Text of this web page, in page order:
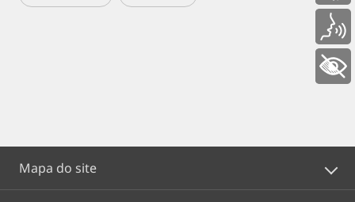
Mapa do site